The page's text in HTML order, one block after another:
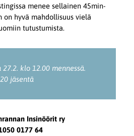
menee sellainen 45min-
on hyvä mahdollisuus vielä
tutustumista.
klo 12.00 mennessä.
jäsentä
Insinöörit ry
0177 64